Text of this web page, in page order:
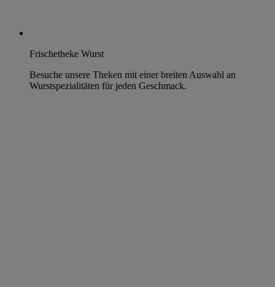
Frischetheke Wurst
Besuche unsere Theken mit einer breiten Auswahl an
Wurstspezialitäten für jeden Geschmack.